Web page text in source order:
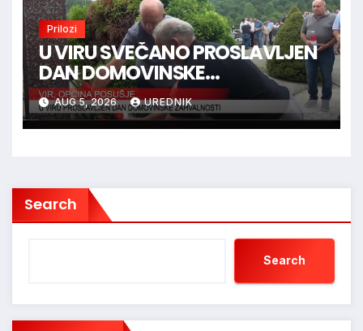
Prilozi
U VIRU SVEČANO PROSLAVLJEN
DAN DOMOVINSKE
ZAHVALNOSTI
AUG 5, 2026 UREDNIK
Search
Search